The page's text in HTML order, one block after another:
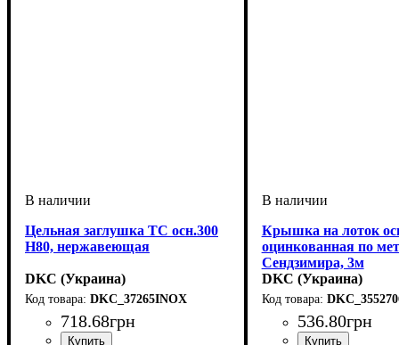
Цельная заглушка ТС осн.300
H80, нержавеющая
DKC (Украина)
DKC_37265INOX
718.68грн
Крышка на лоток
оцинкованная по
Сендзимира, 3м
DKC (Украина)
536.80грн